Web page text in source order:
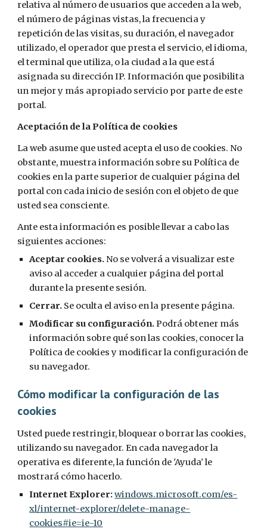
relativa al número de usuarios que acceden a la web,
el número de páginas vistas, la frecuencia y
repetición de las visitas, su duración, el navegador
utilizado, el operador que presta el servicio, el idioma,
el terminal que utiliza, o la ciudad a la que está
asignada su dirección IP. Información que posibilita
un mejor y más apropiado servicio por parte de este
portal.
Aceptación de la Política de cookies
La web asume que usted acepta el uso de cookies. No
obstante, muestra información sobre su Política de
cookies en la parte superior de cualquier página del
portal con cada inicio de sesión con el objeto de que
usted sea consciente.
Ante esta información es posible llevar a cabo las
siguientes acciones:
Aceptar cookies. No se volverá a visualizar este
aviso al acceder a cualquier página del portal
durante la presente sesión.
Cerrar. Se oculta el aviso en la presente página.
Modificar su configuración. Podrá obtener más
información sobre qué son las cookies, conocer la
Política de cookies y modificar la configuración de
su navegador.
Cómo modificar la configuración de las
cookies
Usted puede restringir, bloquear o borrar las cookies,
utilizando su navegador. En cada navegador la
operativa es diferente, la función de 'Ayuda' le
mostrará cómo hacerlo.
Internet Explorer: windows.microsoft.com/es-
xl/internet-explorer/delete-manage-
cookies#ie=ie-10